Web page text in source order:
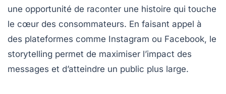
une opportunité de raconter une histoire qui touche
le cœur des consommateurs. En faisant appel à
des plateformes comme Instagram ou Facebook, le
storytelling permet de maximiser l’impact des
messages et d’atteindre un public plus large.